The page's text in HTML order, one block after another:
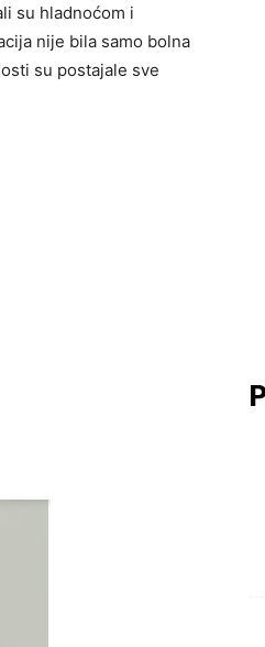
su hladnoćom i
nije bila samo bolna
su postajale sve